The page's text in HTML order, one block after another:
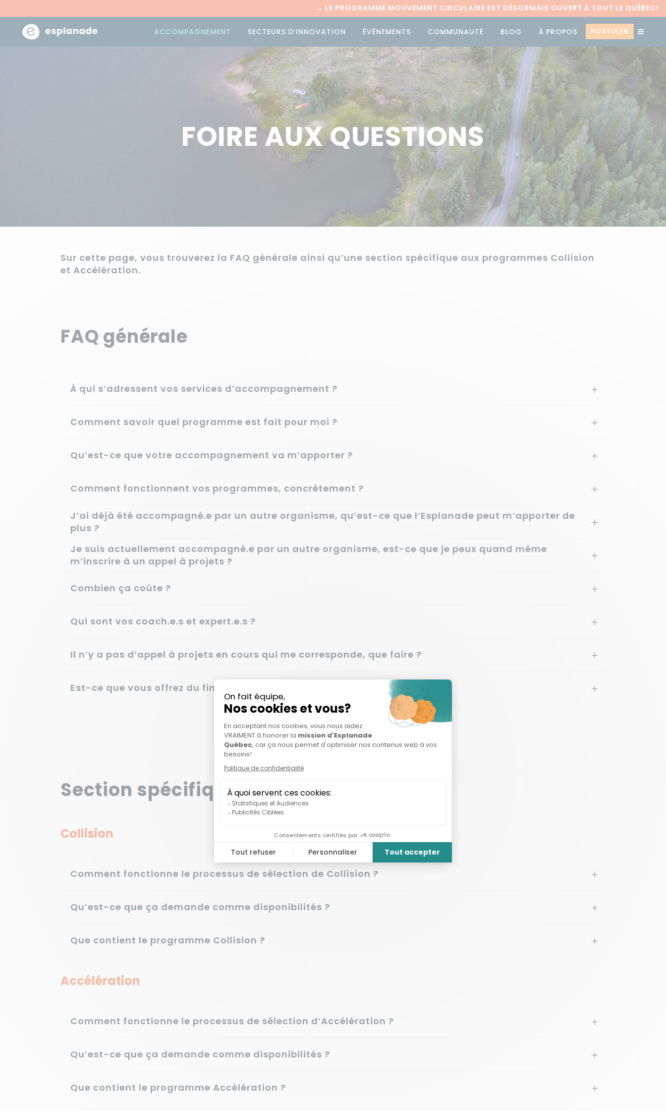
→ LE PROGRAMME MOUVEMENT CIRCULAIRE EST DÉSORMAIS OUVERT À TOUT LE QUÉBEC!
ACCOMPAGNEMENT SECTEURS D’INNOVATION ÉVÉNEMENTS COMMUNAUTÉ BLOG À PROPOS POSTULER
FOIRE AUX QUESTIONS
Sur cette page, vous trouverez la FAQ générale ainsi qu’une section spécifique aux programmes Collision
et Accélération.
FAQ générale
À qui s’adressent vos services d’accompagnement ?
Comment savoir quel programme est fait pour moi ?
Qu’est-ce que votre accompagnement va m’apporter ?
Comment fonctionnent vos programmes, concrètement ?
J’ai déjà été accompagné.e par un autre organisme, qu’est-ce que l’Esplanade peut m’apporter de
plus ?
Je suis actuellement accompagné.e par un autre organisme, est-ce que je peux quand même
m’inscrire à un appel à projets ?
Combien ça coûte ?
Qui sont vos coach.e.s et expert.e.s ?
Il n’y a pas d’appel à projets en cours qui me corresponde, que faire ?
Est-ce que vous offrez du financement ?
Section spécifique aux programmes
Collision
Comment fonctionne le processus de sélection de Collision ?
Qu’est-ce que ça demande comme disponibilités ?
Que contient le programme Collision ?
Accélération
Comment fonctionne le processus de sélection d’Accélération ?
Qu’est-ce que ça demande comme disponibilités ?
Que contient le programme Accélération ?